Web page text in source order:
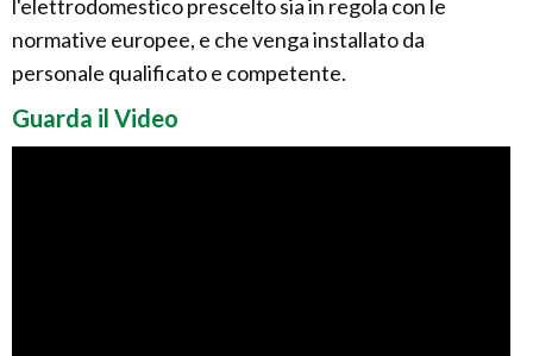
l'elettrodomestico prescelto sia in regola con le
normative europee, e che venga installato da
personale qualificato e competente.
Guarda il Video